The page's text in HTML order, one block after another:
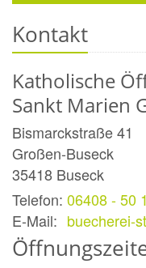
Kontakt
Katholische
Sankt Marien
Bismarckstraße 41
Großen-Buseck
35418 Buseck
Telefon: 06408 - 50
E-Mail: buecherei-